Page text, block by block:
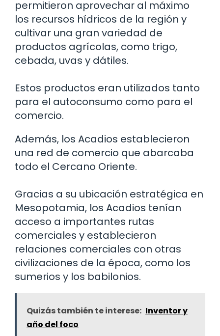
permitieron aprovechar al máximo
los recursos hídricos de la región y
cultivar una gran variedad de
productos agrícolas, como trigo,
cebada, uvas y dátiles.
Estos productos eran utilizados tanto
para el autoconsumo como para el
comercio.
Además, los Acadios establecieron
una red de comercio que abarcaba
todo el Cercano Oriente.
Gracias a su ubicación estratégica en
Mesopotamia, los Acadios tenían
acceso a importantes rutas
comerciales y establecieron
relaciones comerciales con otras
civilizaciones de la época, como los
sumerios y los babilonios.
Quizás también te interese: Inventor y
año del foco